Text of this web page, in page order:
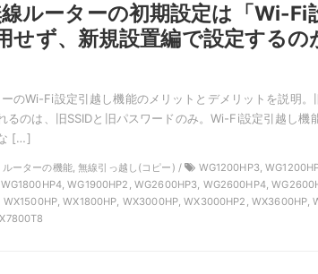
ルーターの初期設定は「Wi-Fi
せず、新規設置編で設定するの
のWi-Fi設定引越し機能のメリットとデメリットを説明。
るのは、旧SSIDと旧パスワードのみ。Wi-Fi設定引越し機
[…]
ーターの機能, 無線引っ越し(コピー) /
WG1200HP3,
WG1900HP2, WG2600HP3, WG2600HP4,
WX1800HP, WX3000HP, WX3000HP2, WX3600HP,